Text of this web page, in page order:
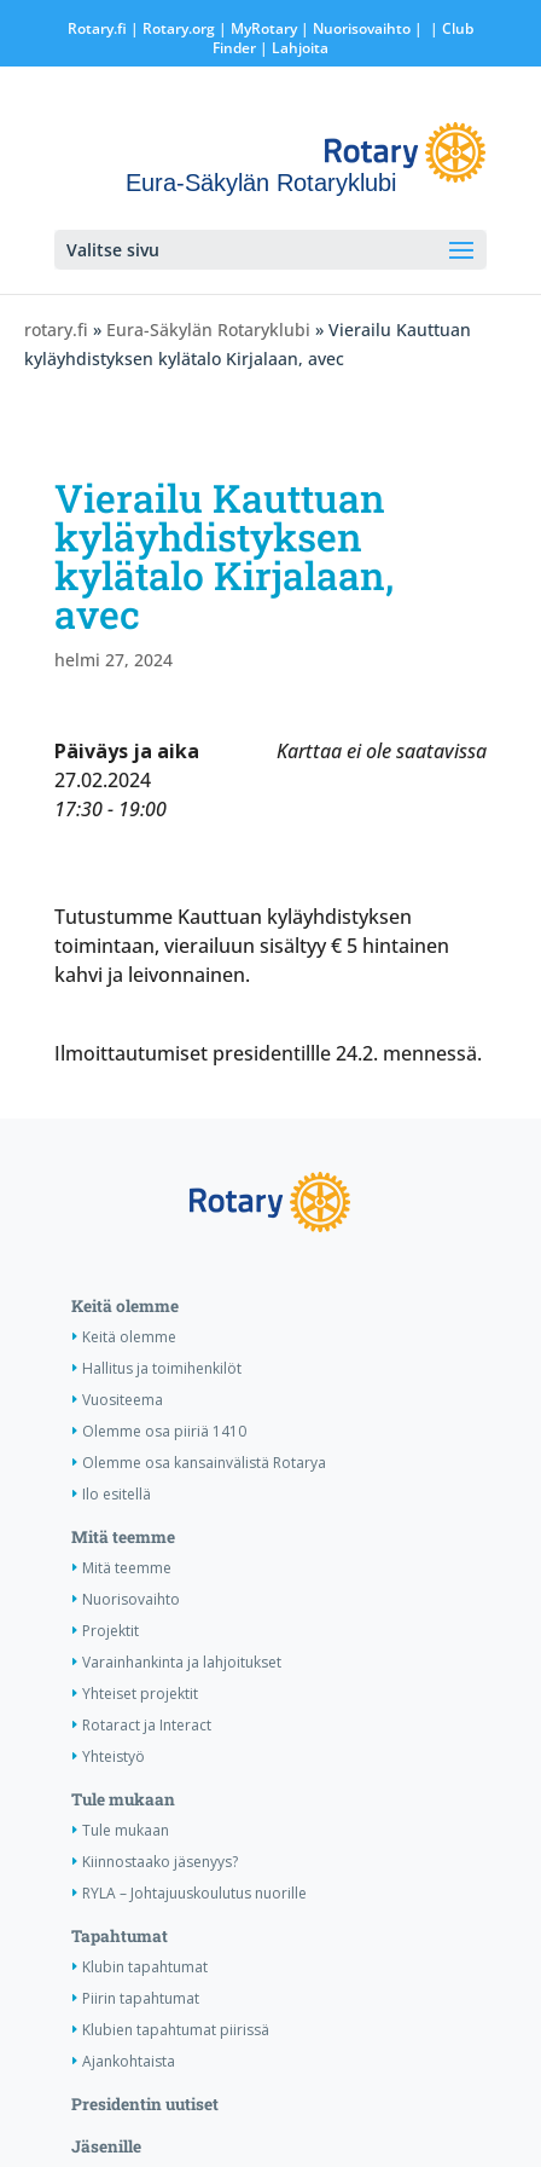
Rotary.fi | Rotary.org| MyRotary | Nuorisovaihto|
| Club
Finder| Lahjoita
Eura-Säkylän Rotaryklubi
Valitse sivu
rotary.fi » Eura-Säkylän Rotaryklubi » Vierailu Kauttuan
kyläyhdistyksen kylätalo Kirjalaan, avec
Vierailu Kauttuan
kyläyhdistyksen
kylätalo Kirjalaan,
avec
helmi 27, 2024
Karttaa ei ole saatavissa
Päiväys ja aika
27.02.2024
17:30 - 19:00
Tutustumme Kauttuan kyläyhdistyksen
toimintaan, vierailuun sisältyy € 5 hintainen
kahvi ja leivonnainen.
Ilmoittautumiset presidentillle 24.2. mennessä.
Keitä olemme
Keitä olemme
Hallitus ja toimihenkilöt
Vuositeema
Olemme osa piiriä 1410
Olemme osa kansainvälistä Rotarya
Ilo esitellä
Mitä teemme
Mitä teemme
Nuorisovaihto
Projektit
Varainhankinta ja lahjoitukset
Yhteiset projektit
Rotaract ja Interact
Yhteistyö
Tule mukaan
Tule mukaan
Kiinnostaako jäsenyys?
RYLA – Johtajuuskoulutus nuorille
Tapahtumat
Klubin tapahtumat
Piirin tapahtumat
Klubien tapahtumat piirissä
Ajankohtaista
Presidentin uutiset
Jäsenille